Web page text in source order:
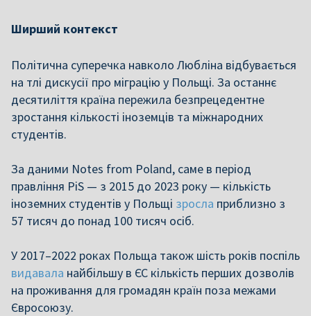
Ширший контекст
Політична суперечка навколо Любліна відбувається
на тлі дискусії про міграцію у Польщі. За останнє
десятиліття країна пережила безпрецедентне
зростання кількості іноземців та міжнародних
студентів.
За даними Notes from Poland, саме в період
правління PiS — з 2015 до 2023 року — кількість
іноземних студентів у Польщі зросла приблизно з
57 тисяч до понад 100 тисяч осіб.
У 2017–2022 роках Польща також шість років поспіль
видавала найбільшу в ЄС кількість перших дозволів
на проживання для громадян країн поза межами
Євросоюзу.